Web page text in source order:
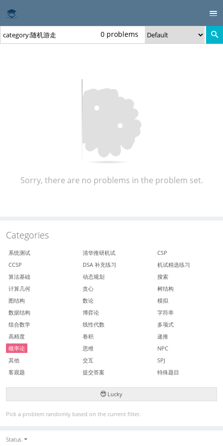
0 problems
Sorry, there are no problems in the problem set.
Categories
系统测试 清华推研机试
CSP
CCSP
DSA 补充练习
机试精选练习
算法基础
动态规划
搜索
计算几何
贪心
树结构
图结构
数论
模拟
数据结构
博弈论
字符串
组合数学
线性代数
多项式
高精度
卷积
递推
概率论
思维
NPC
其他
交互
SPJ
客观题
提交答案 特殊题目
Lucky
Pick a problem randomly based on the current filter.
Status